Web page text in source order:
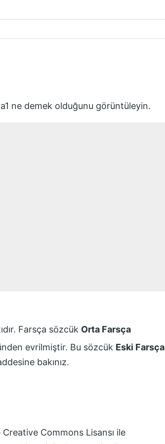
ne demek olduğunu görüntüleyin.
Farsça sözcük Orta Farsça
evrilmiştir. Bu sözcük Eski Farsça
bakınız.
Creative Commons Lisansı ile